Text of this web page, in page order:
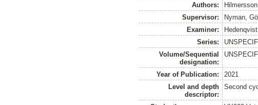
Authors:
Supervisor:
Nyman,
Examiner:
Series:
Volume/Sequential
designation:
Year of Publication:
2021
Level and depth
descriptor:
Second